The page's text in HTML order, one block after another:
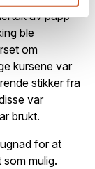
av papp
ble
om
kursene var
stikker fra
var
brukt.
for at
mulig.